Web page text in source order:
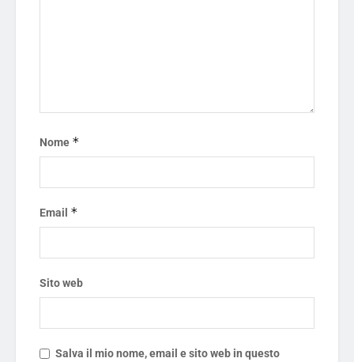
Nome *
Email *
Sito web
Salva il mio nome, email e sito web in questo